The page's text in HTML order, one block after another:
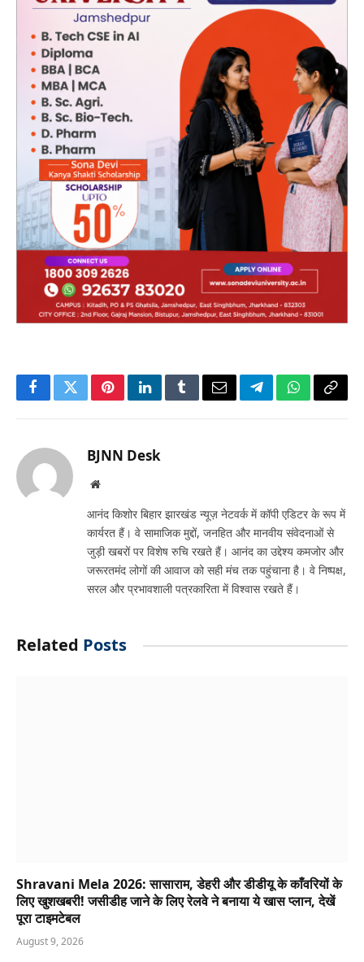
FacebookTwitterPinterestLinkedInTumblrEmailTelegramWhatsApp
Copy
BJNN Desk
Website
आनंद किशोर बिहार झारखंड न्यूज़ नेटवर्क में कॉपी एडिटर के रूप में
कार्यरत हैं। वे सामाजिक मुद्दों, जनहित और मानवीय संवेदनाओं से
जुड़ी खबरों पर विशेष रुचि रखते हैं। आनंद का उद्देश्य कमजोर और
जरूरतमंद लोगों की आवाज को सही मंच तक पहुंचाना है। वे निष्पक्ष,
सरल और प्रभावशाली पत्रकारिता में विश्वास रखते हैं।
Related Posts
Shravani Mela 2026: सासाराम, डेहरी और डीडीयू के काँवरियों के
लिए खुशखबरी! जसीडीह जाने के लिए रेलवे ने बनाया ये खास प्लान, देखें
पूरा टाइमटेबल
August 9, 2026